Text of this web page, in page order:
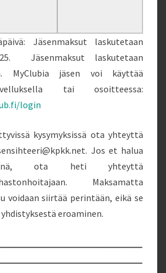
Jäsenmaksut laskutetaan
Jäsenmaksut laskutetaan
MyClubia jäsen voi käyttää
tai osoitteessa:
login
kysymyksissä ota yhteyttä
Jos et halua
ota heti yhteyttä
Maksamatta
voidaan siirtää perintään, eikä se
eroaminen.